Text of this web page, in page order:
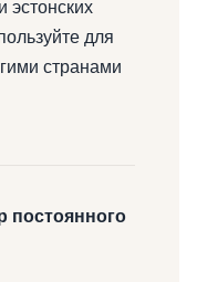
эстонских
для
странами
постоянного